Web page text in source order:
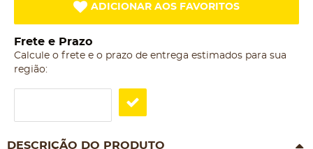
ADICIONAR AOS FAVORITOS
Frete e Prazo
Calcule o frete e o prazo de entrega estimados para sua
região:
DESCRIÇÃO DO PRODUTO